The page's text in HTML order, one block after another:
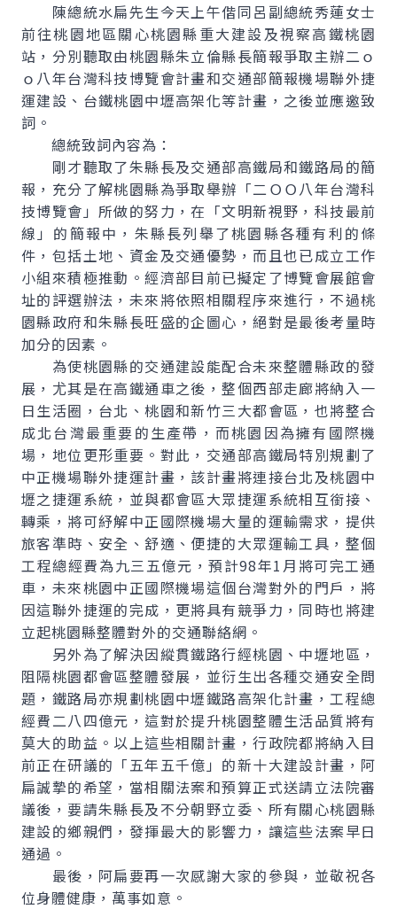
陳總統水扁先生今天上午偕同呂副總統秀蓮女士
前往桃園地區關心桃園縣重大建設及視察高鐵桃園
站，分別聽取由桃園縣朱立倫縣長簡報爭取主辦二ｏ
ｏ八年台灣科技博覽會計畫和交通部簡報機場聯外捷
運建設、台鐵桃園中壢高架化等計畫，之後並應邀致
詞。
總統致詞內容為：
剛才聽取了朱縣長及交通部高鐵局和鐵路局的簡
報，充分了解桃園縣為爭取舉辦「二ＯＯ八年台灣科
技博覽會」所做的努力，在「文明新視野，科技最前
線」的簡報中，朱縣長列舉了桃園縣各種有利的條
件，包括土地、資金及交通優勢，而且也已成立工作
小組來積極推動。經濟部目前已擬定了博覽會展館會
址的評選辦法，未來將依照相關程序來進行，不過桃
園縣政府和朱縣長旺盛的企圖心，絕對是最後考量時
加分的因素。
為使桃園縣的交通建設能配合未來整體縣政的發
展，尤其是在高鐵通車之後，整個西部走廊將納入一
日生活圈，台北、桃園和新竹三大都會區，也將整合
成北台灣最重要的生產帶，而桃園因為擁有國際機
場，地位更形重要。對此，交通部高鐵局特別規劃了
中正機場聯外捷運計畫，該計畫將連接台北及桃園中
壢之捷運系統，並與都會區大眾捷運系統相互銜接、
轉乘，將可紓解中正國際機場大量的運輸需求，提供
旅客準時、安全、舒適、便捷的大眾運輸工具，整個
工程總經費為九三五億元，預計98年1月將可完工通
車，未來桃園中正國際機場這個台灣對外的門戶，將
因這聯外捷運的完成，更將具有競爭力，同時也將建
立起桃園縣整體對外的交通聯絡網。
另外為了解決因縱貫鐵路行經桃園、中壢地區，
阻隔桃園都會區整體發展，並衍生出各種交通安全問
題，鐵路局亦規劃桃園中壢鐵路高架化計畫，工程總
經費二八四億元，這對於提升桃園整體生活品質將有
莫大的助益。以上這些相關計畫，行政院都將納入目
前正在研議的「五年五千億」的新十大建設計畫，阿
扁誠摯的希望，當相關法案和預算正式送請立法院審
議後，要請朱縣長及不分朝野立委、所有關心桃園縣
建設的鄉親們，發揮最大的影響力，讓這些法案早日
通過。
最後，阿扁要再一次感謝大家的參與，並敬祝各
位身體健康，萬事如意。